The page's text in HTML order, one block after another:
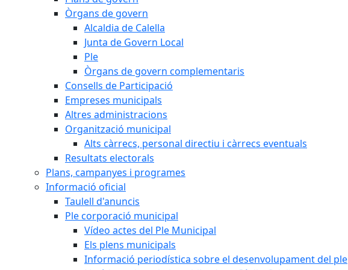
Òrgans de govern
Alcaldia de Calella
Junta de Govern Local
Ple
Òrgans de govern complementaris
Consells de Participació
Empreses municipals
Altres administracions
Organització municipal
Alts càrrecs, personal directiu i càrrecs eventuals
Resultats electorals
Plans, campanyes i programes
Informació oficial
Taulell d'anuncis
Ple corporació municipal
Vídeo actes del Ple Municipal
Els plens municipals
Informació periodística sobre el desenvolupament del ple